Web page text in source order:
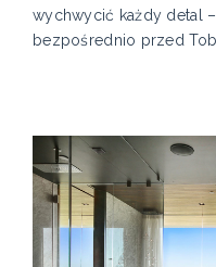
wychwycić każdy detal
bezpośrednio przed